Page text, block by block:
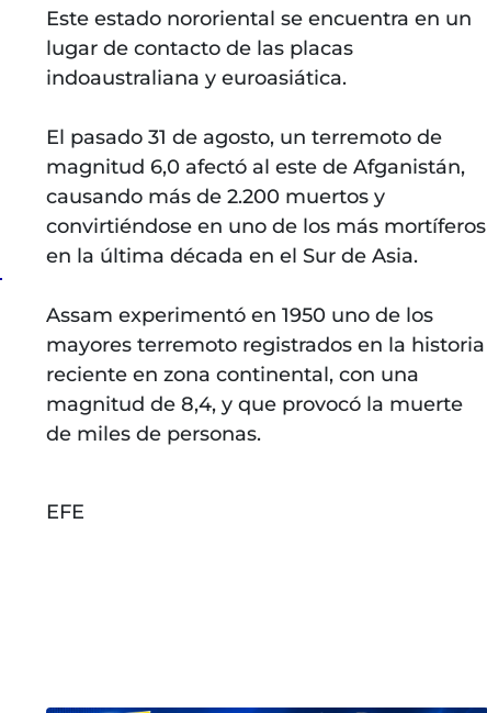
Este estado nororiental se encuentra en un
lugar de contacto de las placas
indoaustraliana y euroasiática.
El pasado 31 de agosto, un terremoto de
magnitud 6,0 afectó al este de Afganistán,
causando más de 2.200 muertos y
convirtiéndose en uno de los más mortíferos
en la última década en el Sur de Asia.
Assam experimentó en 1950 uno de los
mayores terremoto registrados en la historia
reciente en zona continental, con una
magnitud de 8,4, y que provocó la muerte
de miles de personas.
EFE